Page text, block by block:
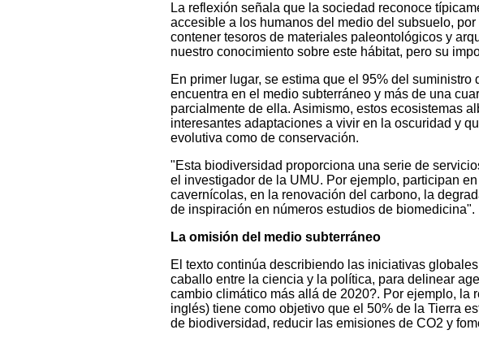
La reflexión señala que la sociedad reconoce
accesible a los humanos del medio del subsuelo,
contener tesoros de materiales paleontológicos y
nuestro conocimiento sobre este hábitat, pero su
En primer lugar, se estima que el 95% del
encuentra en el medio subterráneo y más de una
parcialmente de ella. Asimismo, estos ecosistemas
interesantes adaptaciones a vivir en la oscuridad y
evolutiva como de conservación.
"Esta biodiversidad proporciona una serie de
el investigador de la UMU. Por ejemplo, participan
cavernícolas, en la renovación del carbono, la
de inspiración en números estudios de biomedicina".
La omisión del medio subterráneo
El texto continúa describiendo las iniciativas
caballo entre la ciencia y la política, para delinear
cambio climático más allá de 2020?. Por ejemplo, la
inglés) tiene como objetivo que el 50% de la Tierra
de biodiversidad, reducir las emisiones de CO2 y